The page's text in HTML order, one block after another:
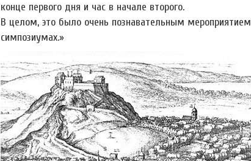
конце первого дня и час в начале второго.
В целом, это было очень познавательным
симпозиумах.»